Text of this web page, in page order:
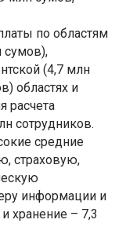
по областям
сумов),
(4,7 млн
областях и
расчета
сотрудников.
средние
страховую,
информации и
хранение – 7,3